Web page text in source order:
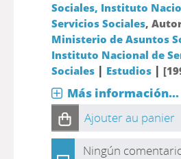
Sociales, Instituto
Servicios Sociales,
Ministerio de Asuntos
Instituto Nacional de
Sociales| Estudios|
Más información...
Ajouter au panier
Ningún